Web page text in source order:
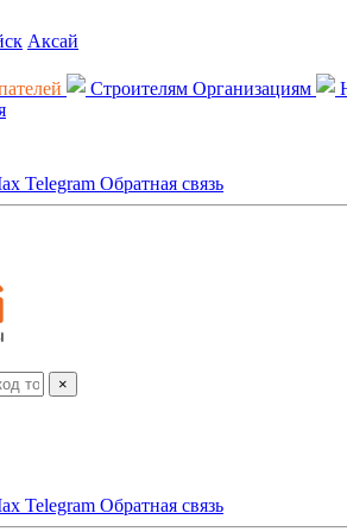
Аксай
Строителям Организациям
Telegram Обратная связь
×
Telegram Обратная связь